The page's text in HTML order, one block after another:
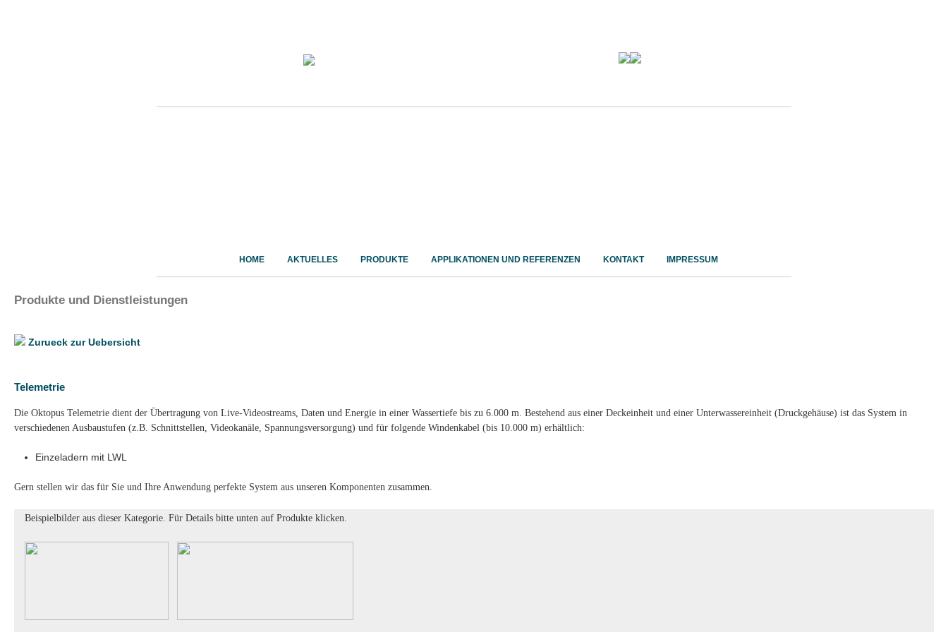
HOME AKTUELLES PRODUKTE APPLIKATIONEN UND REFERENZEN KONTAKT IMPRESSUM
Produkte und Dienstleistungen
Zurueck zur Uebersicht
Telemetrie
Die Oktopus Telemetrie dient der Übertragung von Live-Videostreams, Daten und Energie in einer Wassertiefe bis zu 6.000 m. Bestehend aus einer Deckeinheit und einer Unterwassereinheit (Druckgehäuse) ist das System in
verschiedenen Ausbaustufen (z.B. Schnittstellen, Videokanäle, Spannungsversorgung) und für folgende Windenkabel (bis 10.000 m) erhältlich:
Einzeladern mit LWL
Gern stellen wir das für Sie und Ihre Anwendung perfekte System aus unseren Komponenten zusammen.
Beispielbilder aus dieser Kategorie. Für Details bitte unten auf Produkte klicken.